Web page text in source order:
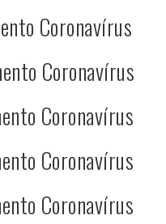
Coronavírus
Coronavírus
Coronavírus
Coronavírus
Coronavírus